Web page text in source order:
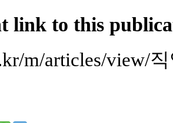
link to this
m/articles/view/